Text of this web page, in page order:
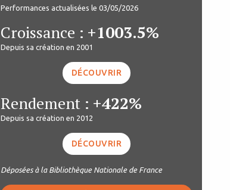
Performances actualisées le 03/05/2026
Croissance : +1003.5%
Depuis sa création en 2001
DÉCOUVRIR
Rendement : +422%
Depuis sa création en 2012
DÉCOUVRIR
Déposées à la Bibliothèque Nationale de France